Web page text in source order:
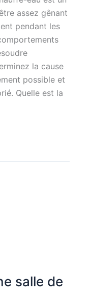
assez gênant
pendant les
la cause
possible et
Quelle est la
salle de